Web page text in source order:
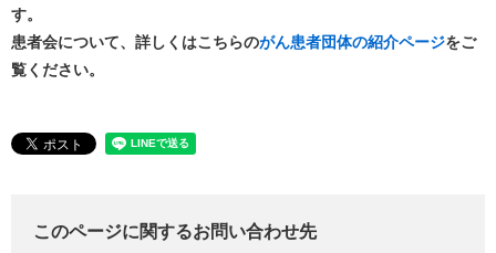
す。
患者会について、詳しくはこちらのがん患者団体の紹介ページをご
覧ください。
このページに関するお問い合わせ先